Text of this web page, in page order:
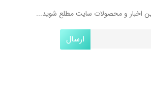
مطلع شوید...
ارسال